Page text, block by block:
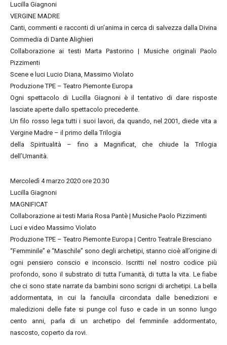
Lucilla Giagnoni
VERGINE MADRE
Canti, commenti e racconti di un’anima in cerca di salvezza dalla Divina
Commedia di Dante Alighieri
Collaborazione ai testi Marta Pastorino | Musiche originali Paolo
Pizzimenti
Scene e luci Lucio Diana, Massimo Violato
Produzione TPE – Teatro Piemonte Europa
Ogni spettacolo di Lucilla Giagnoni è il tentativo di dare risposte
lasciate aperte dallo spettacolo precedente.
Un filo rosso lega tutti i suoi lavori, da quando, nel 2001, diede vita a
Vergine Madre – il primo della Trilogia
della Spiritualità – fino a Magnificat, che chiude la Trilogia
dell’Umanità.
Mercoledì 4 marzo 2020 ore 20.30
Lucilla Giagnoni
MAGNIFICAT
Collaborazione ai testi Maria Rosa Pantè | Musiche Paolo Pizzimenti
Luci e video Massimo Violato
Produzione TPE – Teatro Piemonte Europa | Centro Teatrale Bresciano
“Femminile” e “Maschile” sono degli archetipi, stanno cioè all’origine di
ogni pensiero conscio e inconscio. Iscritti nel nostro codice più
profondo, sono il substrato di tutta l’umanità, di tutta la vita. Le fiabe
che ci sono state narrate da bambini sono scrigni di archetipi. La bella
addormentata, in cui la fanciulla circondata dalle benedizioni e
maledizioni delle fate si punge col fuso e cade in un sonno lungo
cento anni, parla di un archetipo del femminile addormentato,
nascosto, coperto da rovi.